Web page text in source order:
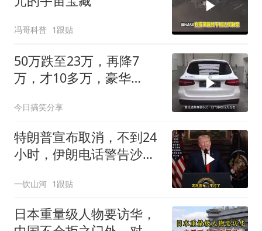
冯哥科普 1跟贴
50万跌至23万，再降7
万，才10多万，豪华
今日搞笑分享
特朗普宣布取消，不到24
小时，伊朗电话警告沙
一饮山河 1跟贴
日本重量级人物要访华，